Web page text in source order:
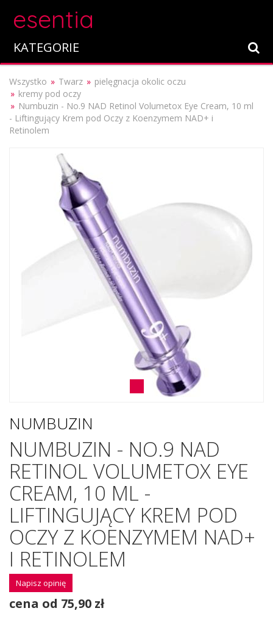
esentia
KATEGORIE
Wszystko Twarz
pielęgnacja okolic oczu
kremy pod oczy
Numbuzin - No.9 NAD Retinol Volumetox Eye Cream, 10 ml
- Liftingujący Krem pod Oczy z Koenzymem NAD+ i
Retinolem
NUMBUZIN
NUMBUZIN - NO.9 NAD
RETINOL VOLUMETOX EYE
CREAM, 10 ML -
LIFTINGUJĄCY KREM POD
OCZY Z KOENZYMEM NAD+
I RETINOLEM
Napisz opinię
cena od 75,90 zł